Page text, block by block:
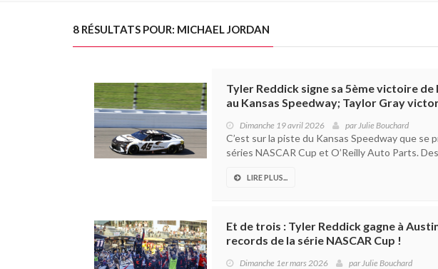
8 RÉSULTATS POUR: MICHAEL JORDAN
Tyler Reddick signe sa 5ème victoire de
au Kansas Speedway; Taylor Gray
Dimanche 19 avril 2026 parJulie Bouchard
C’est sur la piste du Kansas Speedway que se
séries NASCAR Cup et O’Reilly Auto Parts.
LIRE PLUS...
Et de trois : Tyler Reddick gagne à
records de la série NASCAR Cup !
Dimanche 1er mars 2026 parJulie Bouchard